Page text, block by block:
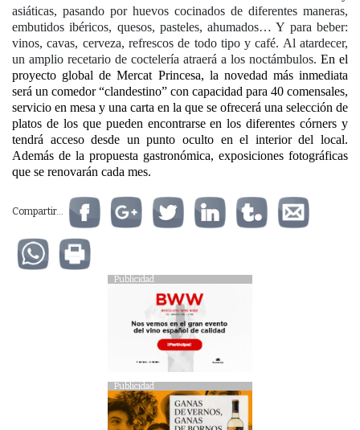
asiáticas, pasando por huevos cocinados de diferentes maneras,
embutidos ibéricos, quesos, pasteles, ahumados… Y para beber:
vinos, cavas, cerveza, refrescos de todo tipo y café. Al atardecer,
un amplio recetario de coctelería atraerá a los noctámbulos. En el
proyecto global de Mercat Princesa, la novedad más inmediata
será un comedor “clandestino” con capacidad para 40 comensales,
servicio en mesa y una carta en la que se ofrecerá una selección de
platos de los que pueden encontrarse en los diferentes córners y
tendrá acceso desde un punto oculto en el interior del local.
Además de la propuesta gastronómica, exposiciones fotográficas
que se renovarán cada mes.
Compartir...
Publicidad
Publicidad